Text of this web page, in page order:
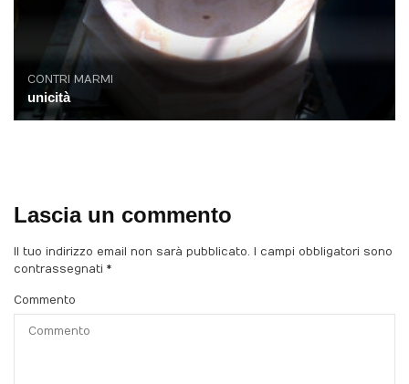
CONTRI MARMI
unicità
Lascia un commento
Il tuo indirizzo email non sarà pubblicato.
I campi obbligatori sono
contrassegnati *
Commento